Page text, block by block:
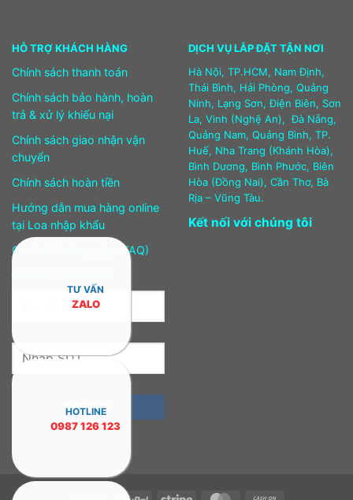
HỖ TRỢ KHÁCH HÀNG
Chính sách thanh toán
Chính sách bảo hành, hoàn
trả & xử lý khiếu nại
Chính sách giao nhận vận
chuyển
Chính sách hoàn tiền
Hướng dẫn mua hàng online
tại Loa nhập khẩu
Câu hỏi thường gặp (FAQ)
DỊCH VỤ LẮP ĐẶT TẬN NƠI
Hà Nội, TP.HCM, Nam Định,
Thái Bình, Hải Phòng, Quảng
Ninh, Lạng Sơn, Điện Biên, Sơn
La, Vinh (Nghệ An), Đà Nẵng,
Quảng Nam, Quảng Bình, TP.
Huế, Nha Trang (Khánh Hòa),
Bình Dương, Bình Phước, Biên
Hòa (Đồng Nai), Cần Thơ, Bà
Rịa – Vũng Tàu.
Kết nối với chúng tôi
TƯ VẤN
ZALO
HOTLINE
0987 126 123